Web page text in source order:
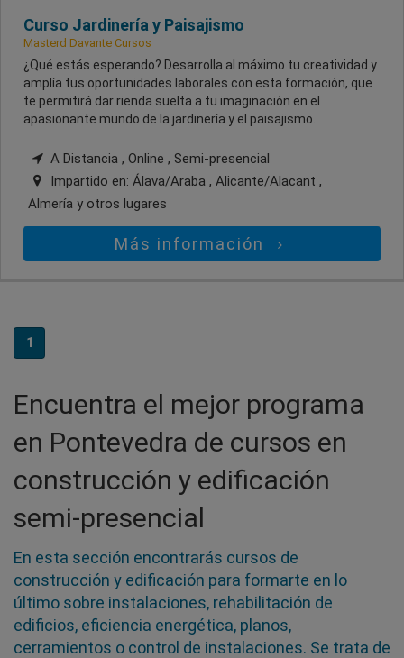
Curso Jardinería y Paisajismo
Masterd Davante Cursos
¿Qué estás esperando? Desarrolla al máximo tu creatividad y
amplía tus oportunidades laborales con esta formación, que
te permitirá dar rienda suelta a tu imaginación en el
apasionante mundo de la jardinería y el paisajismo.
A Distancia , Online , Semi-presencial
Impartido en: Álava/Araba , Alicante/Alacant ,
Almería y otros lugares
Más información
1
Encuentra el mejor programa
en Pontevedra de cursos en
construcción y edificación
semi-presencial
En esta sección encontrarás cursos de
construcción y edificación para formarte en lo
último sobre instalaciones, rehabilitación de
edificios, eficiencia energética, planos,
cerramientos o control de instalaciones. Se trata de